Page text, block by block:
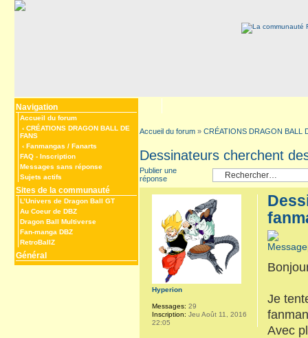
Navigation
Accueil du forum
‹ CRÉATIONS DRAGON BALL DE
FANS
‹ Fanmangas / Fanarts
FAQ - Inscription
Messages sans réponse
Sujets actifs
Sites de la communauté
L’Univers de Dragon Ball GT
Au Coeur de DBZ
Dragon Ball Multiverse
Fan-manga DBZ
RetroBallZ
Général
Accueil du forum » CRÉATIONS DRAGON BALL
Dessinateurs cherchent
Publier une
réponse
Je
Avec
Hyperion
Messages: 29
Inscription: Jeu Août 11, 2016
22:05